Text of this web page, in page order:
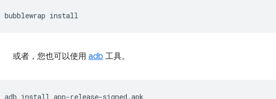
bubblewrap
或者，您也可以使用 adb 工具。
adb install